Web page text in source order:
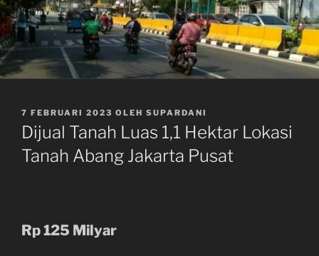
DIPOSKAN
PADA
7 FEBRUARI 2023 OLEH SUPARDANI
Dijual Tanah Luas 1,1 Hektar Lokasi
Tanah Abang Jakarta Pusat
Rp 125 Milyar